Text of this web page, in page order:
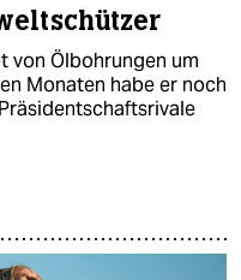
von Ölbohrungen um
Monaten habe er noch